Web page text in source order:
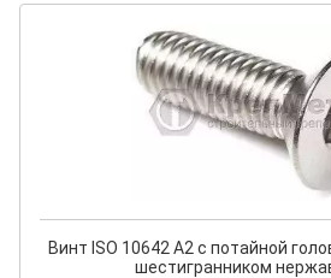
Винт ISO 10642 A2 с потайной
шестигранником